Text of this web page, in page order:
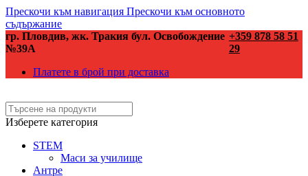
Прескочи към навигация Прескочи към основното
съдържание
гр. Пловдив, жк. Тракия бул. Освобождение
№39А
+359 878 58 51
29
Платете в брой при доставка
Изберете категория
STEM
Маси за училище
Антре